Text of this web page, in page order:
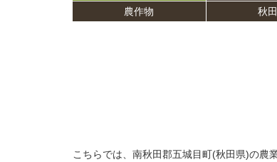
農作物
秋
こちらでは、南秋田郡五城目町(秋田県)の農